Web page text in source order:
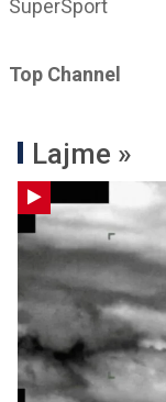
SuperSport
Top Channel
Lajme »